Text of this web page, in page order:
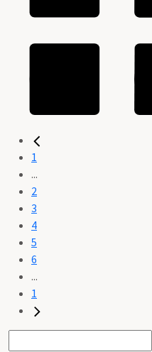
1
...
2
3
4
5
6
...
1